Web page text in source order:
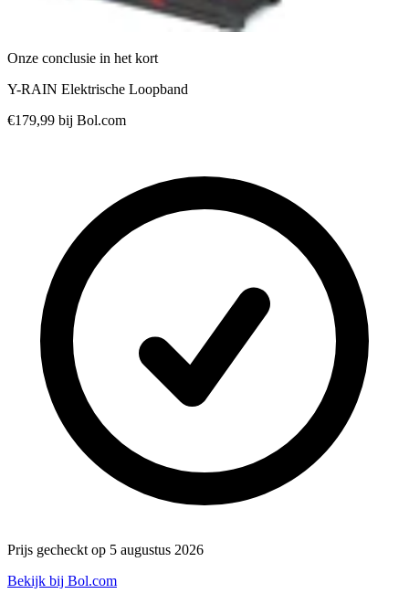
Onze conclusie in het kort
Y-RAIN Elektrische Loopband
€179,99 bij Bol.com
Prijs gecheckt op 5 augustus 2026
Bekijk bij Bol.com